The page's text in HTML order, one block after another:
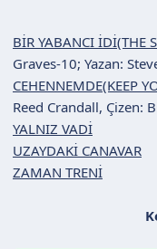
BİR YABANCI İDİ(THE
Graves-10; Yazan:
CEHENNEMDE(KEEP
Reed Crandall, Çizen:
YALNIZ VADİ
UZAYDAKİ CANAVAR
ZAMAN TRENİ